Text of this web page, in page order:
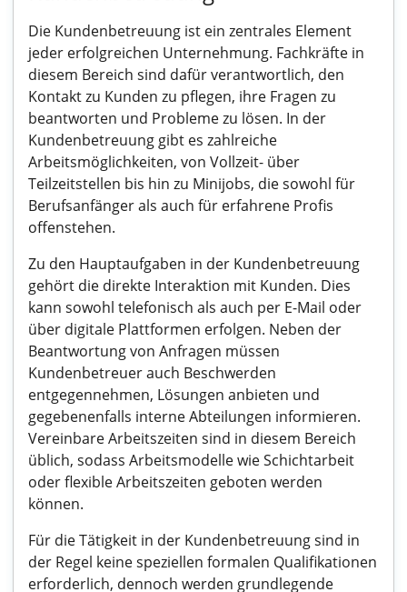
Die Kundenbetreuung ist ein zentrales Element
jeder erfolgreichen Unternehmung. Fachkräfte in
diesem Bereich sind dafür verantwortlich, den
Kontakt zu Kunden zu pflegen, ihre Fragen zu
beantworten und Probleme zu lösen. In der
Kundenbetreuung gibt es zahlreiche
Arbeitsmöglichkeiten, von Vollzeit- über
Teilzeitstellen bis hin zu Minijobs, die sowohl für
Berufsanfänger als auch für erfahrene Profis
offenstehen.
Zu den Hauptaufgaben in der Kundenbetreuung
gehört die direkte Interaktion mit Kunden. Dies
kann sowohl telefonisch als auch per E-Mail oder
über digitale Plattformen erfolgen. Neben der
Beantwortung von Anfragen müssen
Kundenbetreuer auch Beschwerden
entgegennehmen, Lösungen anbieten und
gegebenenfalls interne Abteilungen informieren.
Vereinbare Arbeitszeiten sind in diesem Bereich
üblich, sodass Arbeitsmodelle wie Schichtarbeit
oder flexible Arbeitszeiten geboten werden
können.
Für die Tätigkeit in der Kundenbetreuung sind in
der Regel keine speziellen formalen Qualifikationen
erforderlich, dennoch werden grundlegende